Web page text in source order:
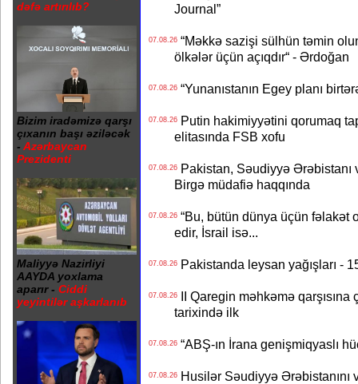
dəfə artırılıb?
Bizim iradəmizə qarşı
çıxanın başı əziləcək
- Azərbaycan
Prezidenti
Maliyyə Nazirliyi
AAYDA yoxlama
aparır - Ciddi
yeyintilər aşkarlanıb
Journal”
07.08.26“Məkkə sazişi sülhün təmin
ölkələr üçün açıqdır“ - Ərdoğan
07.08.26“Yunanıstanın Egey planı
07.08.26Putin hakimiyyətini qorumaq
elitasında FSB xofu
07.08.26Pakistan, Səudiyyə Ərəbistanı
Birgə müdafiə haqqında
07.08.26“Bu, bütün dünya üçün fəlakət
edir, İsrail isə...
07.08.26Pakistanda leysan yağışları -
07.08.26II Qaregin məhkəmə qarşısına
tarixində ilk
07.08.26“ABŞ-ın İrana genişmiqyaslı
07.08.26Husilər Səudiyyə Ərəbistanını